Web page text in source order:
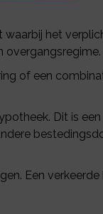
waarbij het
overgangsregime.
of een
Dit is een
Een verkeerde